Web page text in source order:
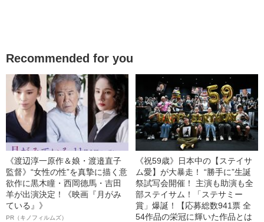
Recommended for you
《渡辺淳一原作＆娘・渡邉直子
監督》“女性の性”を真摯に描く意
欲作に黒木瞳・西岡德馬・吉田
羊が出演決定！《映画『月がみ
ている』》
PR（キノフィルムズ）
《祝59歳》日本中の【ステイサ
ム愛】が大暴走！ “勝手に”生誕
祭試写会開催！ 主演も助演も全
部ステイサム！「ステサミー
賞」爆誕！【応募総数941票 全
54作品の栄冠に輝いた作品とは